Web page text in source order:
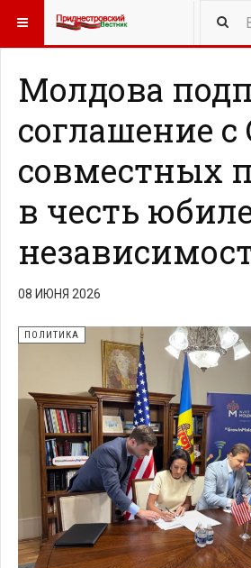
415 NEW
Молдова
соглашение
совместных
в честь
08 ИЮНЯ 2026
ПОЛИТИКА